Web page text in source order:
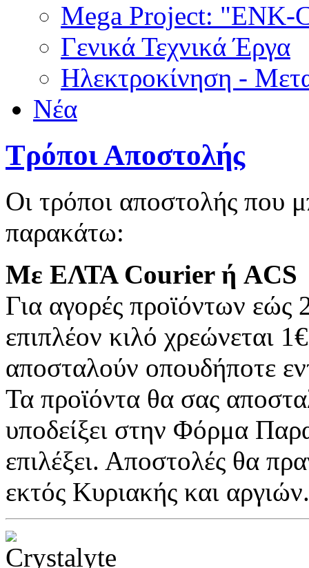
Mega Project: "ENK-
Γενικά Τεχνικά Έργα
Ηλεκτροκίνηση -
Νέα
Τρόποι Αποστολής
Οι τρόποι αποστολής που
παρακάτω:
Με ΕΛΤΑ Courier ή ACS
Για αγορές προϊόντων
επιπλέον κιλό χρεώνεται
αποσταλούν οπουδήποτε
Τα προϊόντα θα σας
υποδείξει στην Φόρμα
επιλέξει. Αποστολές θα
εκτός Κυριακής και αργιών.